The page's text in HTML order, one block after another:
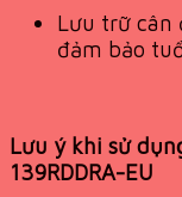
Lưu trữ cân
đảm bảo
Lưu ý khi sử
139RDDRA-EU